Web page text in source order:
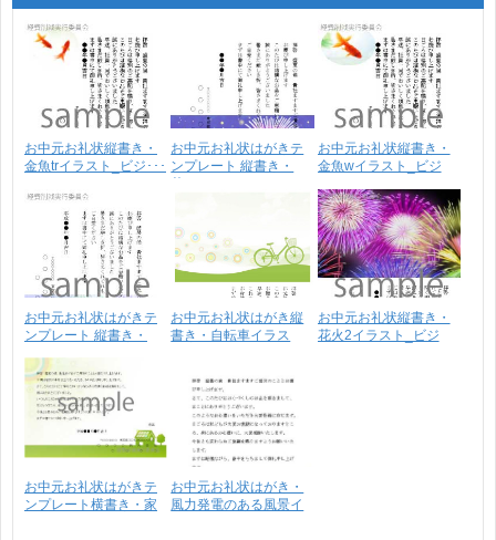
お中元お礼状縦書き・
金魚trイラスト_ビジ･･･
お中元お礼状はがきテ
ンプレート 縦書き・
お中元お礼状縦書き・
金魚wイラスト_ビジ
お中元お礼状はがきテ
ンプレート 縦書き・
お中元お礼状はがき縦
書き・自転車イラス
お中元お礼状縦書き・
花火2イラスト_ビジ
お中元お礼状はがきテ
ンプレート横書き・家
お中元お礼状はがき・
風力発電のある風景イ